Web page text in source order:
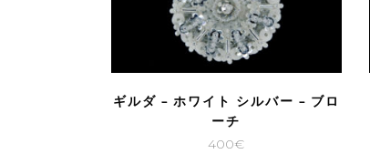
ギルダ – ホワイト シルバー – ブロ
ーチ
400€